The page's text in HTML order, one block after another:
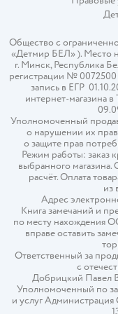
Общество с
«Детмир БЕЛ» ). Место
г. Минск, Республика
регистрации №
запись в ЕГР
интернет-магазина
Уполномоченный
о нарушении их
о защите прав
Режим работы: заказ
выбранного
расчёт. Оплата
из
Адрес
Книга замечаний и
по месту нахождения
вправе оставить
Ответственный за
с
Добрицкий Павел
Уполномоченный по
и услуг Администрация